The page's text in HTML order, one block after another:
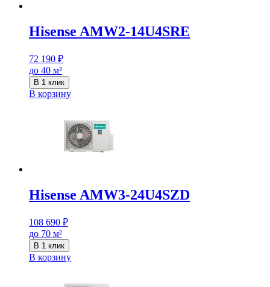
Hisense AMW2-14U4SRE
72 190 ₽
до 40 м²
В 1 клик
В корзину
Hisense AMW3-24U4SZD
108 690 ₽
до 70 м²
В 1 клик
В корзину